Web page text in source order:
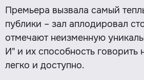
Премьера вызвала самый
публики – зал аплодировал
отмечают неизменную
И" и их способность говорить
легко и доступно.